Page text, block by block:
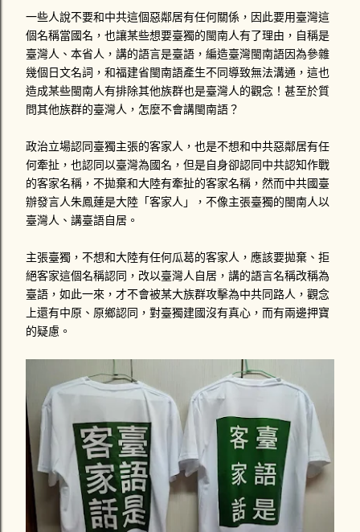
傷害。我來不及問那接下來要怎麼辦。心情鬱悶的我跑去找讀
法律系的學妹，他說發生車禍拍照前一定不能移動車輛，不然
警察沒...
一些人說不要和中共這個惡鄰居有任何關係，因此要用臺灣這
個名稱當國名，也讓某些想要臺獨的閩南人有了理由，自稱是
臺灣人、本省人，講的語言是臺語，編造臺灣閩南語因為參雜
幾個日文名詞，和福建省閩南語產生不同導致無法溝通，這也
造成某些閩南人有排除其他族群也是臺灣人的觀念！甚至於質
問其他族群的臺灣人，怎麼不會講閩南語？
政治立場認同臺獨主張的客家人，也是不想和中共惡鄰居有任
何牽扯，也認同以臺灣為國名，但是自身卻認同中共認知作戰
的客家名稱，不拋棄和大陸有牽扯的客家名稱，然而中共國臺
辦發言人朱鳳蓮是大陸「客家人」，不像主張臺獨的閩南人以
臺灣人、講臺語自居。
主張臺獨，不想和大陸有任何瓜葛的客家人，應該要拋棄、拒
絕客家這個名稱認同，改以臺灣人自居，講的語言名稱改稱為
臺語，如此一來，才不會被某大族群攻擊為中共同路人，觀念
上還有中原、原鄉認同，對臺獨建國沒有真心，而有兩邊押寶
的疑慮。